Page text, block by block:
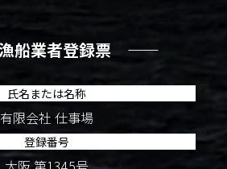
船業者登録票 ――
氏名または名称
有限会社 仕事場
登録番号